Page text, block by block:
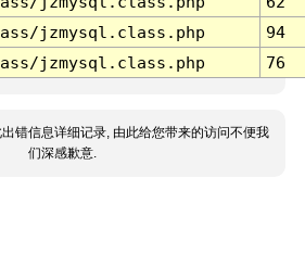
jzmysql.class.php
94
jzmysql.class.php 76
错信息详细记录, 由此给您带来的访问不便我
们深感歉意.